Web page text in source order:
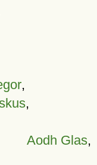
,
,
Aodh Glas,